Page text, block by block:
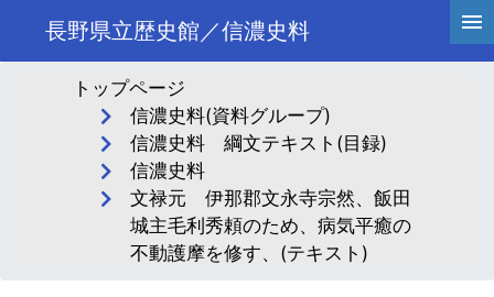
長野県立歴史館／信濃史料
トップページ
信濃史料(資料グループ)
信濃史料 綱文テキスト(目録)
信濃史料
文禄元 伊那郡文永寺宗然、飯田
城主毛利秀頼のため、病気平癒の
不動護摩を修す、(テキスト)